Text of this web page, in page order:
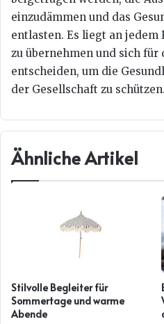
einzudämmen und das
entlasten. Es liegt an jedem
zu übernehmen und sich
entscheiden, um die
der Gesellschaft zu schützen.
Ähnliche Artikel
Stilvolle Begleiter für
Sommertage und warme
Abende